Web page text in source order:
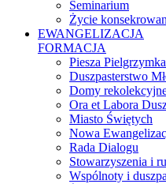
Seminarium
Życie
EWANGELIZACJA
FORMACJA
Piesza
Duszpasterstwo
Domy
Ora et Labora
Miasto Świętych
Nowa
Rada Dialogu
Stowarzyszenia i
Wspólnoty i